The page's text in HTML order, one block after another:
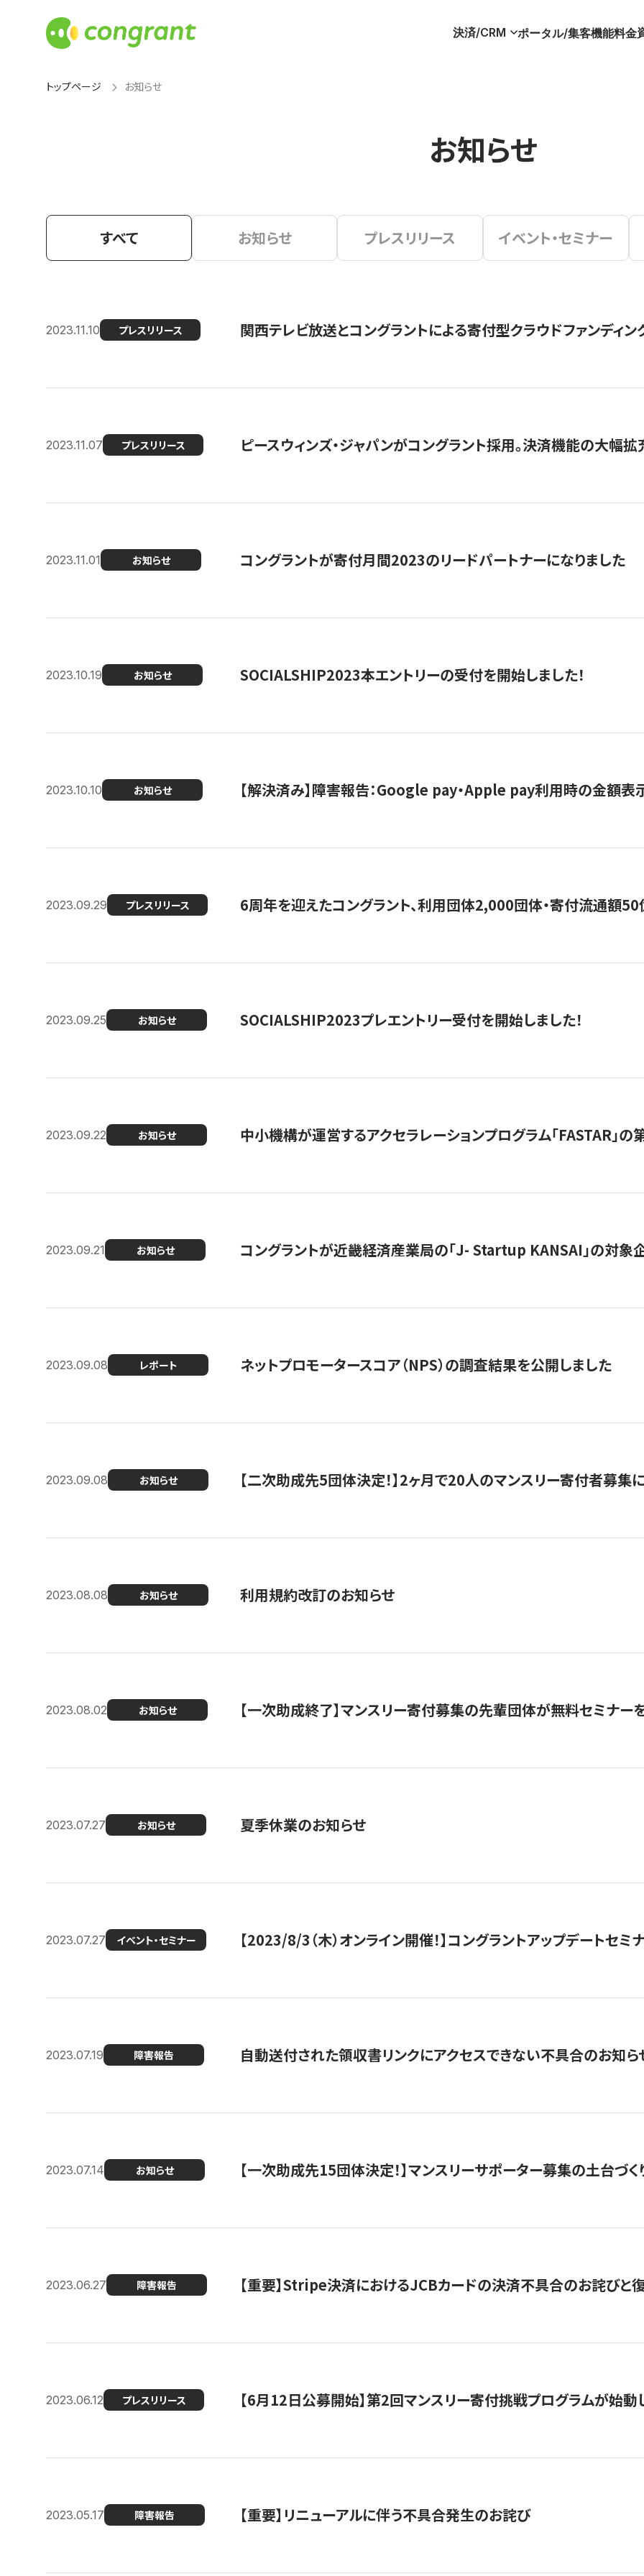
決済/CRM ポータル/集客機能料金
トップページ お知らせ
お知らせ
すべて お知らせ プレスリリース イベント・セミナー
2023.11.10 プレスリリース 関西テレビ放送とコングラントによる寄付型クラウドファンディ
2023.11.07 プレスリリース ピースウィンズ・ジャパンがコングラント採用。決済機能の大幅
2023.11.01 お知らせ コングラントが寄付月間2023のリードパートナーになりました
2023.10.19 お知らせ SOCIALSHIP2023本エントリーの受付を開始しました！
2023.10.10 お知らせ 【解決済み】障害報告：Google pay・Apple pay利用時の金額表
2023.09.29 プレスリリース 6周年を迎えたコングラント、利用団体2,000団体・寄付流通額50
2023.09.25 お知らせ SOCIALSHIP2023プレエントリー受付を開始しました！
2023.09.22 お知らせ 中小機構が運営するアクセラレーションプログラム「FASTAR」
2023.09.21 お知らせ コングラントが近畿経済産業局の「J- Startup KANSAI」の対象
2023.09.08 レポート ネットプロモータースコア（NPS）の調査結果を公開しました
2023.09.08 お知らせ 【二次助成先5団体決定！】2ヶ月で20人のマンスリー寄付者募集
2023.08.08 お知らせ 利用規約改訂のお知らせ
2023.08.02 お知らせ 【一次助成終了】マンスリー寄付募集の先輩団体が無料セミナー
2023.07.27 お知らせ 夏季休業のお知らせ
2023.07.27 イベント・セミナー 【2023/8/3（木）オンライン開催！】コングラントアップデートセ
2023.07.19 障害報告 自動送付された領収書リンクにアクセスできない不具合のお知ら
2023.07.14 お知らせ 【一次助成先15団体決定！】マンスリーサポーター募集の土台づ
2023.06.27 障害報告 【重要】Stripe決済におけるJCBカードの決済不具合のお詫びと
2023.06.12 プレスリリース 【6月12日公募開始】第2回マンスリー寄付挑戦プログラムが始動
2023.05.17 障害報告 【重要】リニューアルに伴う不具合発生のお詫び